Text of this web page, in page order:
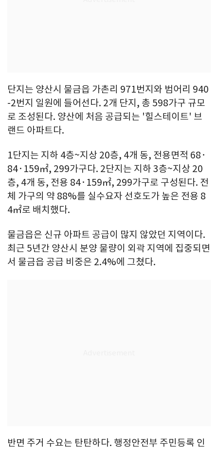
단지는 양산시 물금읍 가촌리 971번지와 범어리 940
-2번지 일원에 들어선다. 2개 단지, 총 598가구 규모
로 조성된다. 양산에 처음 공급되는 '힐스테이트' 브
랜드 아파트다.
1단지는 지하 4층~지상 20층, 4개 동, 전용면적 68·
84·159㎡, 299가구다. 2단지는 지하 3층~지상 20
층, 4개 동, 전용 84·159㎡, 299가구로 구성된다. 전
체 가구의 약 88%를 실수요자 선호도가 높은 전용 8
4㎡로 배치했다.
물금읍은 신규 아파트 공급이 많지 않았던 지역이다.
최근 5년간 양산시 분양 물량이 외곽 지역에 집중되면
서 물금읍 공급 비중은 2.4%에 그쳤다.
반면 주거 수요는 탄탄하다. 행정안전부 주민등록 인